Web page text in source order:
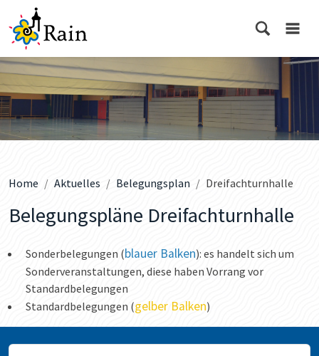
Home Aktuelles Belegungsplan Dreifachturnhalle
Belegungspläne Dreifachturnhalle
Sonderbelegungen (blauer Balken): es handelt sich um
Sonderveranstaltungen, diese haben Vorrang vor
Standardbelegungen
Standardbelegungen (gelber Balken)